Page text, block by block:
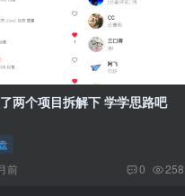
两个项目拆解下 学学思路吧
前 0 258